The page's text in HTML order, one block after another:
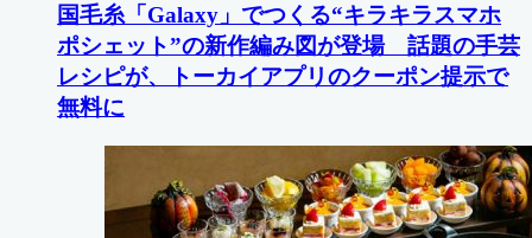
国毛糸「Galaxy」でつくる“キラキラスマホ
ポシェット”の新作編み図が登場 話題の手芸
レシピが、トーカイアプリのクーポン提示で
無料に